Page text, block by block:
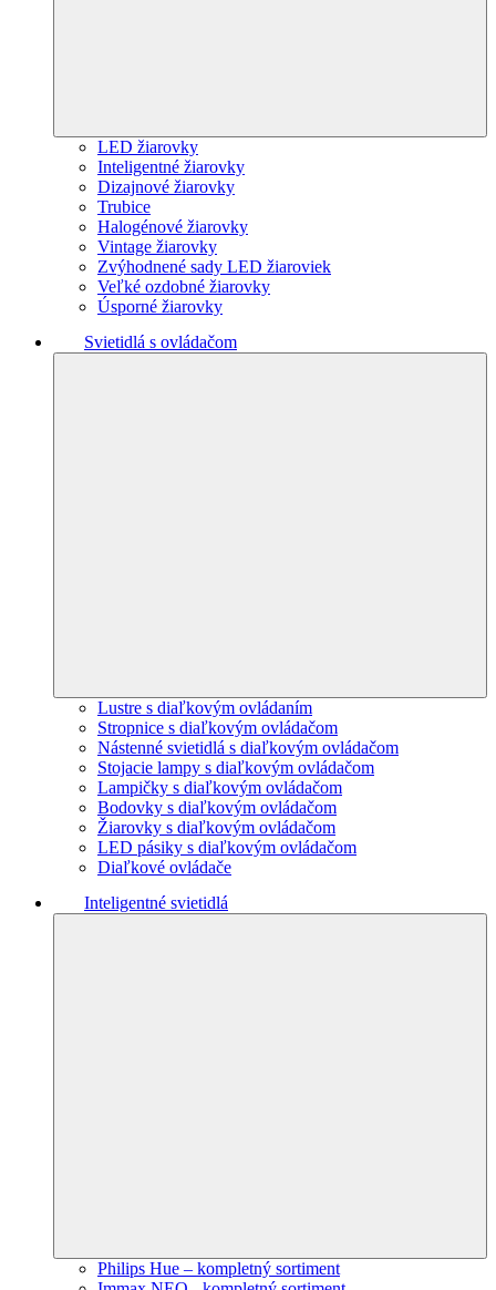
LED žiarovky
Inteligentné žiarovky
Dizajnové žiarovky
Trubice
Halogénové žiarovky
Vintage žiarovky
Zvýhodnené sady LED žiaroviek
Veľké ozdobné žiarovky
Úsporné žiarovky
Svietidlá s ovládačom
Lustre s diaľkovým ovládaním
Stropnice s diaľkovým ovládačom
Nástenné svietidlá s diaľkovým ovládačom
Stojacie lampy s diaľkovým ovládačom
Lampičky s diaľkovým ovládačom
Bodovky s diaľkovým ovládačom
Žiarovky s diaľkovým ovládačom
LED pásiky s diaľkovým ovládačom
Diaľkové ovládače
Inteligentné svietidlá
Philips Hue – kompletný sortiment